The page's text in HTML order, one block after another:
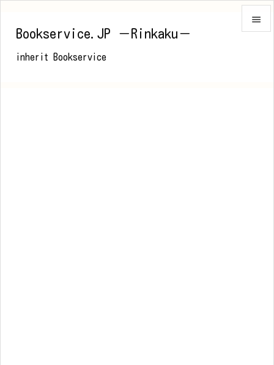
Bookservice.JP －Rinkaku－
inherit Bookservice
